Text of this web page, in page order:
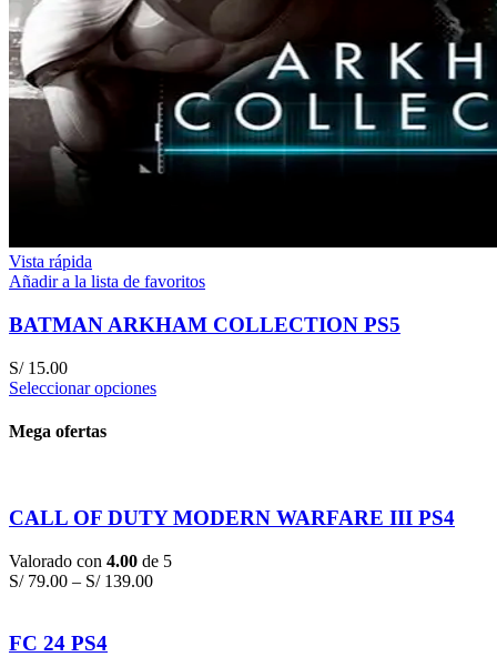
Vista rápida
Añadir a la lista de favoritos
BATMAN ARKHAM COLLECTION PS5
S/15.00
Seleccionar opciones
Mega ofertas
CALL OF DUTY MODERN WARFARE III PS4
Valorado con 4.00 de 5
S/79.00 – S/139.00
FC 24 PS4